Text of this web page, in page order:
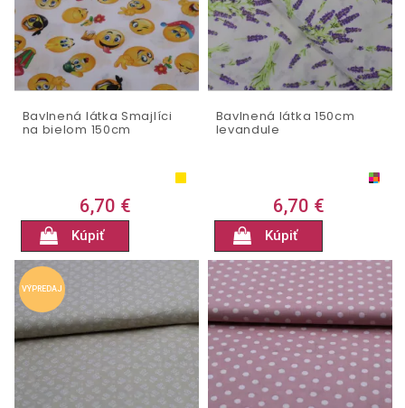
Bavlnená látka Smajlíci
na bielom 150cm
6,70 €
Kúpiť
Bavlnená látka 150cm
levandule
6,70 €
Kúpiť
VÝPREDAJ